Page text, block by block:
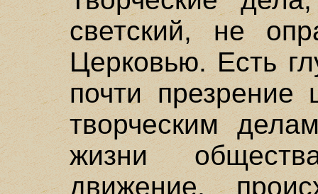
светский, не
Церковью. Есть
почти презрение
творческим
жизни
движение,